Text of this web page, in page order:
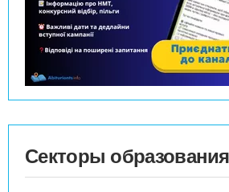
Секторы образования